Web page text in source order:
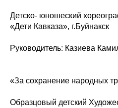
Детско- юношеский
«Дети Кавказа», г.Буйнакск
Руководитель: Казиева
«За сохранение народных
Образцовый детский